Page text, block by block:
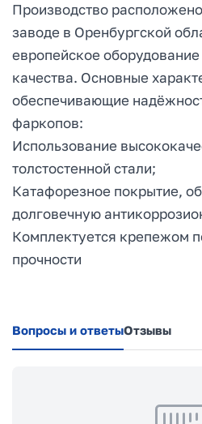
Производство
заводе в Оренбургской
европейское оборудование
качества. Основные
обеспечивающие
фаркопов:
Использование
толстостенной стали;
Катафорезное покрытие,
долговечную
Комплектуется крепежом
прочности
Вопросы и ответыОтзывы